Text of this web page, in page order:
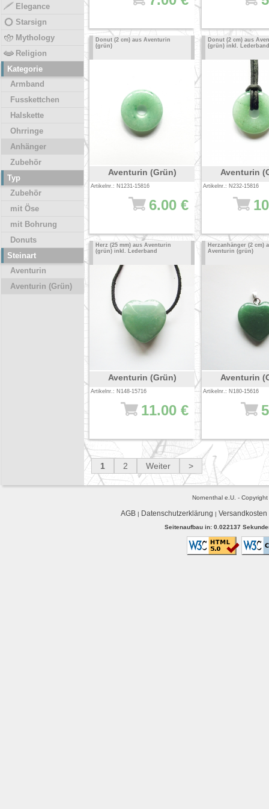
Donut (2 cm) aus Aventurin
(grün)
Aventurin (Grün)
Artikelnr.: N1231-15816
6.00 €
Donut (2 cm) aus
(grün) inkl. Lederband
Aventurin
Artikelnr.: N232-15816
Herz (25 mm) aus Aventurin
(grün) inkl. Lederband
Aventurin (Grün)
Artikelnr.: N148-15716
11.00 €
Herzanhänger (2 cm)
Aventurin (grün)
Aventurin
Artikelnr.: N180-15616
1 2 Weiter >
Elegance
Starsign
Mythology
Religion
Kategorie
Armband
Fusskettchen
Halskette
Ohrringe
Anhänger
Zubehör
Typ
Zubehör
mit Öse
mit Bohrung
Donuts
Steinart
Aventurin
Aventurin (Grün)
Nornenthal e.U. -
AGB| Datenschutzerklärung | Versandkosten
Seitenaufbau in: 0.022137